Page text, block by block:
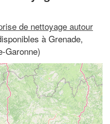
de nettoyage autour
à Grenade,
Garonne)